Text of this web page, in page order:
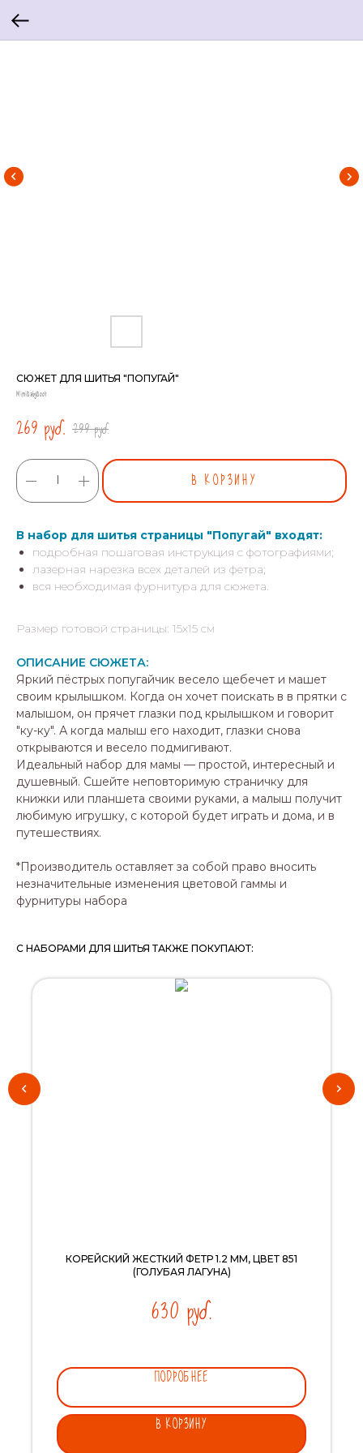
СЮЖЕТ ДЛЯ ШИТЬЯ "ПОПУГАЙ"
MimiBabyBook
269 руб. 299 руб.
В КОРЗИНУ
В набор для шитья страницы "Попугай" входят:
подробная пошаговая инструкция с фотографиями;
лазерная нарезка всех деталей из фетра;
вся необходимая фурнитура для сюжета.
Размер готовой страницы: 15х15 см
ОПИСАНИЕ СЮЖЕТА:
Яркий пёстрых попугайчик весело щебечет и машет
своим крылышком. Когда он хочет поискать в в прятки с
малышом, он прячет глазки под крылышком и говорит
"ку-ку". А когда малыш его находит, глазки снова
открываются и весело подмигивают.
Идеальный набор для мамы — простой, интересный и
душевный. Сшейте неповторимую страничку для
книжки или планшета своими руками, а малыш получит
любимую игрушку, с которой будет играть и дома, и в
путешествиях.
*Производитель оставляет за собой право вносить
незначительные изменения цветовой гаммы и
фурнитуры набора
С НАБОРАМИ ДЛЯ ШИТЬЯ ТАКЖЕ ПОКУПАЮТ:
КОРЕЙСКИЙ ЖЕСТКИЙ ФЕТР 1.2 ММ, ЦВЕТ 851
(ГОЛУБАЯ ЛАГУНА)
630 руб.
ПОДРОБНЕЕ
В КОРЗИНУ